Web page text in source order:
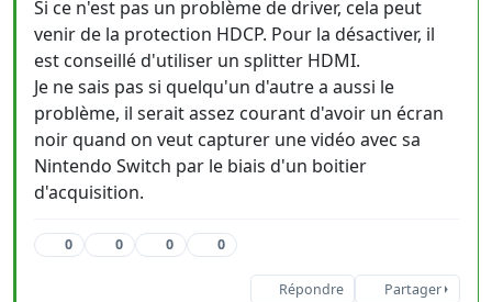
Si ce n'est pas un problème de driver, cela peut
venir de la protection HDCP. Pour la désactiver, il
est conseillé d'utiliser un splitter HDMI.
Je ne sais pas si quelqu'un d'autre a aussi le
problème, il serait assez courant d'avoir un écran
noir quand on veut capturer une vidéo avec sa
Nintendo Switch par le biais d'un boitier
d'acquisition.
0 0 0 0
Répondre Partager